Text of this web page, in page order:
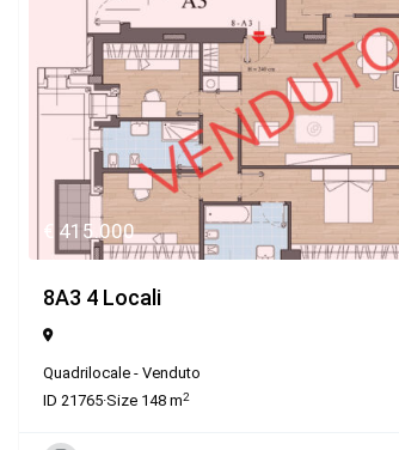
€ 415.000
8A3 4 Locali
Quadrilocale - Venduto
ID 21765·Size 148 m2